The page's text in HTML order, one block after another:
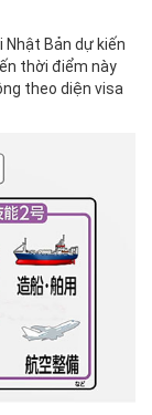
Bản dự kiến
thời điểm này
theo diện visa